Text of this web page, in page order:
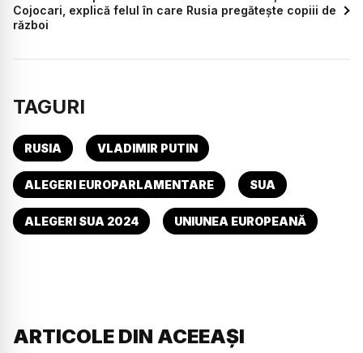
Cojocari, explică felul în care Rusia pregătește copiii de
război
TAGURI
RUSIA VLADIMIR PUTIN
ALEGERI EUROPARLAMENTARE SUA
ALEGERI SUA 2024 UNIUNEA EUROPEANĂ
ARTICOLE DIN ACEEAȘI